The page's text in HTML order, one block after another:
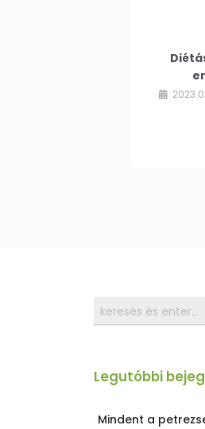
Legutóbbi
Mindent a